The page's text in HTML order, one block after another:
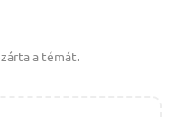
a témát.